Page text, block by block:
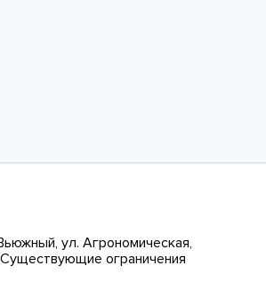
ул. Агрономическая,
Существующие ограничения